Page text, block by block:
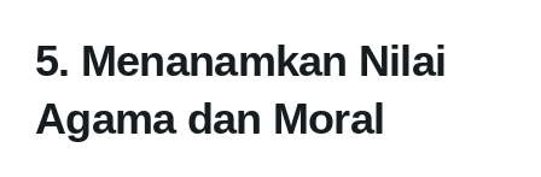
5. Menanamkan Nilai
Agama dan Moral